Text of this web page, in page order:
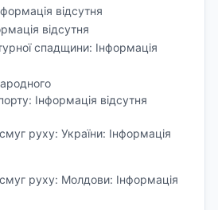
відсутня
відсутня
спадщини: Інформація
Інформація відсутня
руху: України: Інформація
смуг руху: Молдови: Інформація